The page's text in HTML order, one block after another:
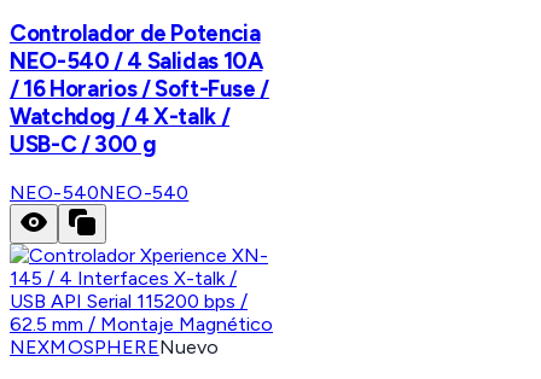
Controlador de Potencia
NEO-540 / 4 Salidas 10A
/ 16 Horarios / Soft-Fuse /
Watchdog / 4 X-talk /
USB-C / 300 g
NEO-540NEO-540
NEXMOSPHERENuevo